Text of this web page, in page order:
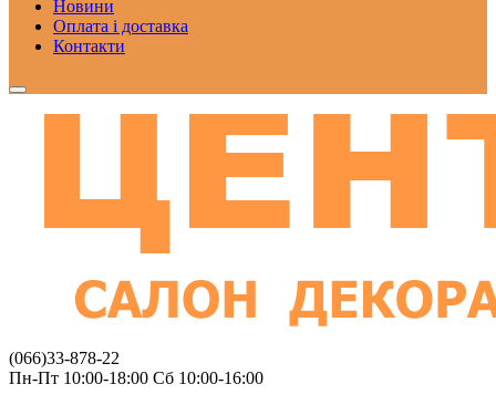
Новини
Оплата і доставка
Контакти
(066)33-878-22
Пн-Пт 10:00-18:00 Сб 10:00-16:00